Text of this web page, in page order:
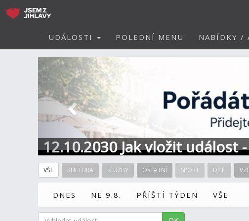
UDÁLOSTI POLEDNÍ MENU NABÍDKY /
12.10.2030 Jak vložit událost
Předchozí
VŠE KULTURA SLUŽBY OSTATNÍ SPORT DĚTI
DNES NE 9.8. PŘÍŠTÍ TÝDEN VŠE